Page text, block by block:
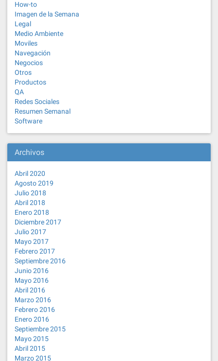
How-to
Imagen de la Semana
Legal
Medio Ambiente
Moviles
Navegación
Negocios
Otros
Productos
QA
Redes Sociales
Resumen Semanal
Software
Archivos
Abril 2020
Agosto 2019
Julio 2018
Abril 2018
Enero 2018
Diciembre 2017
Julio 2017
Mayo 2017
Febrero 2017
Septiembre 2016
Junio 2016
Mayo 2016
Abril 2016
Marzo 2016
Febrero 2016
Enero 2016
Septiembre 2015
Mayo 2015
Abril 2015
Marzo 2015